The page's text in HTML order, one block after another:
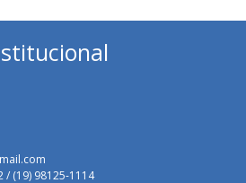
/ (19) 98125-1114